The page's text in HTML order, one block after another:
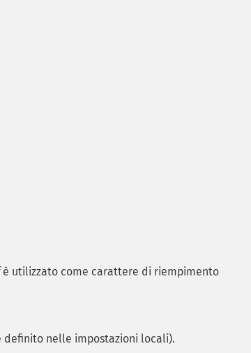
è utilizzato come carattere di riempimento
nelle impostazioni locali).